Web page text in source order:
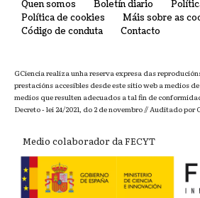
Quen somos Boletín diario
Política de cookies
Máis sobre as
Código de conduta
Contacto
GCiencia realiza unha reserva expresa das
prestacións accesibles desde este sitio web a medios
medios que resulten adecuados a tal fin de
Decreto - lei 24/2021, do 2 de novembro // Auditado por
Medio colaborador da FECYT